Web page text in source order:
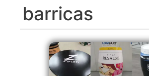
barricas